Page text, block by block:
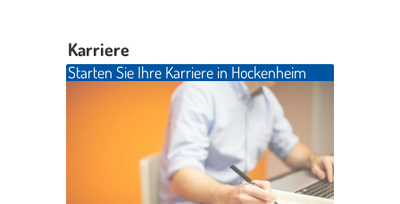
Karriere
Starten Sie Ihre Karriere in Hockenheim